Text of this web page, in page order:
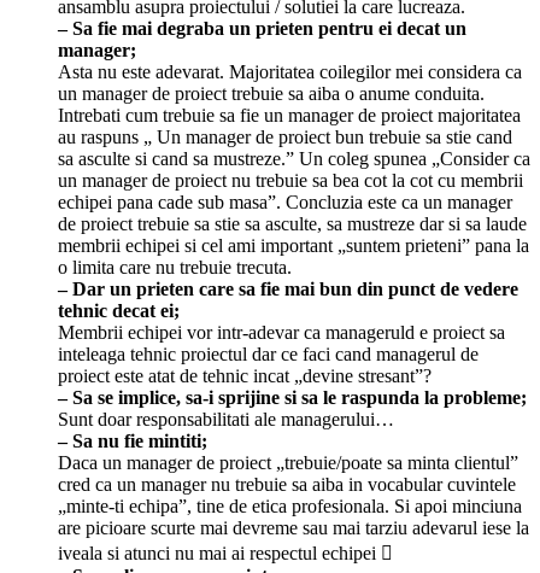
ansamblu asupra proiectului / solutiei la care lucreaza.
– Sa fie mai degraba un prieten pentru ei decat un
manager;
Asta nu este adevarat. Majoritatea coilegilor mei considera ca
un manager de proiect trebuie sa aiba o anume conduita.
Intrebati cum trebuie sa fie un manager de proiect majoritatea
au raspuns „ Un manager de proiect bun trebuie sa stie cand
sa asculte si cand sa mustreze.” Un coleg spunea „Consider ca
un manager de proiect nu trebuie sa bea cot la cot cu membrii
echipei pana cade sub masa”. Concluzia este ca un manager
de proiect trebuie sa stie sa asculte, sa mustreze dar si sa laude
membrii echipei si cel ami important „suntem prieteni” pana la
o limita care nu trebuie trecuta.
– Dar un prieten care sa fie mai bun din punct de vedere
tehnic decat ei;
Membrii echipei vor intr-adevar ca manageruld e proiect sa
inteleaga tehnic proiectul dar ce faci cand managerul de
proiect este atat de tehnic incat „devine stresant”?
– Sa se implice, sa-i sprijine si sa le raspunda la probleme;
Sunt doar responsabilitati ale managerului…
– Sa nu fie mintiti;
Daca un manager de proiect „trebuie/poate sa minta clientul”
cred ca un manager nu trebuie sa aiba in vocabular cuvintele
„minte-ti echipa”, tine de etica profesionala. Si apoi minciuna
are picioare scurte mai devreme sau mai tarziu adevarul iese la
iveala si atunci nu mai ai respectul echipei 